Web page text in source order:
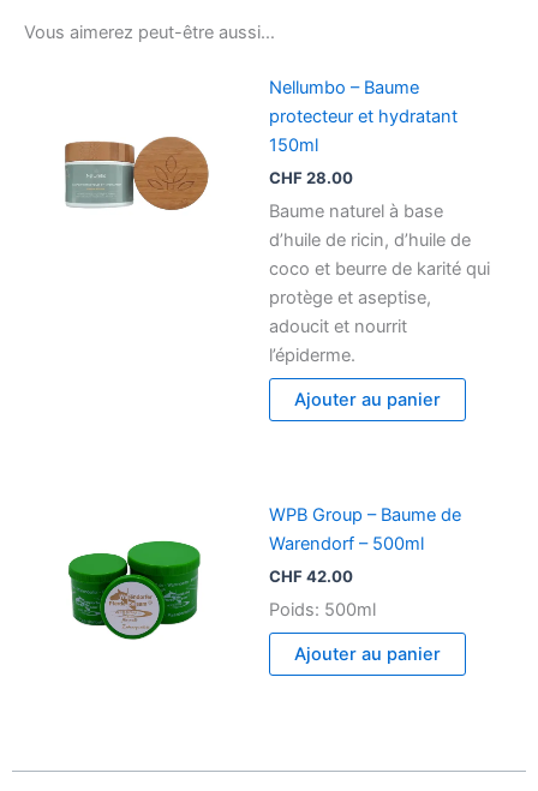
Vous aimerez peut-être aussi…
Nellumbo – Baume
protecteur et hydratant
150ml
CHF28.00
Baume naturel à base
d’huile de ricin, d’huile de
coco et beurre de karité qui
protège et aseptise,
adoucit et nourrit
l’épiderme.
Ajouter au panier
WPB Group – Baume de
Warendorf – 500ml
CHF42.00
Poids: 500ml
Ajouter au panier